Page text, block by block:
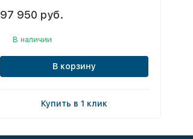
97 950 руб.
В наличии
В корзину
Купить в 1 клик